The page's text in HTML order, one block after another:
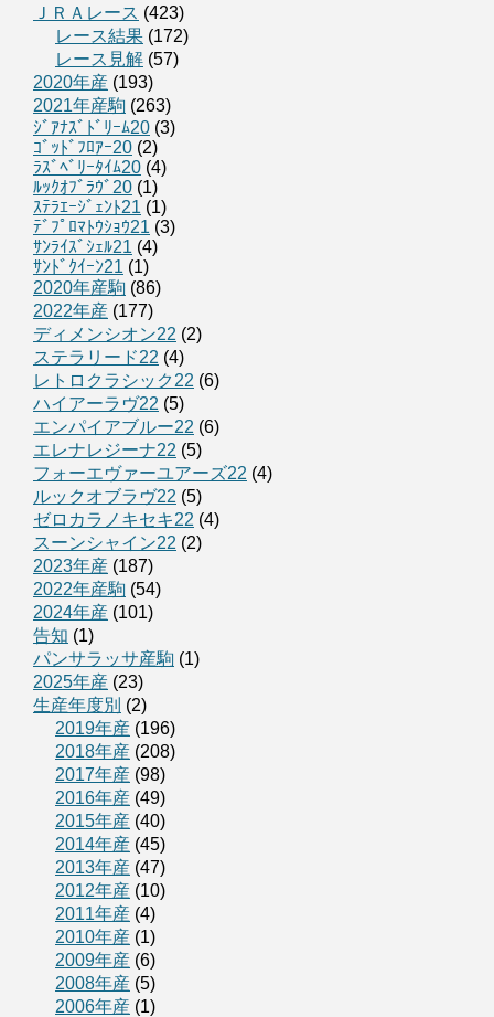
ＪＲＡレース (423)
レース結果 (172)
レース見解 (57)
2020年産 (193)
2021年産駒 (263)
ｼﾞｱﾅｽﾞﾄﾞﾘｰﾑ20 (3)
ｺﾞｯﾄﾞﾌﾛｱｰ20 (2)
ﾗｽﾞﾍﾞﾘｰﾀｲﾑ20 (4)
ﾙｯｸｵﾌﾞﾗｳﾞ20 (1)
ｽﾃﾗｴｰｼﾞｪﾝﾄ21 (1)
ﾃﾞﾌﾟﾛﾏﾄｳｼｮｳ21 (3)
ｻﾝﾗｲｽﾞｼｪﾙ21 (4)
ｻﾝﾄﾞｸｲｰﾝ21 (1)
2020年産駒 (86)
2022年産 (177)
ディメンシオン22 (2)
ステラリード22 (4)
レトロクラシック22 (6)
ハイアーラヴ22 (5)
エンパイアブルー22 (6)
エレナレジーナ22 (5)
フォーエヴァーユアーズ22 (4)
ルックオブラヴ22 (5)
ゼロカラノキセキ22 (4)
スーンシャイン22 (2)
2023年産 (187)
2022年産駒 (54)
2024年産 (101)
告知 (1)
パンサラッサ産駒 (1)
2025年産 (23)
生産年度別 (2)
2019年産 (196)
2018年産 (208)
2017年産 (98)
2016年産 (49)
2015年産 (40)
2014年産 (45)
2013年産 (47)
2012年産 (10)
2011年産 (4)
2010年産 (1)
2009年産 (6)
2008年産 (5)
2006年産 (1)